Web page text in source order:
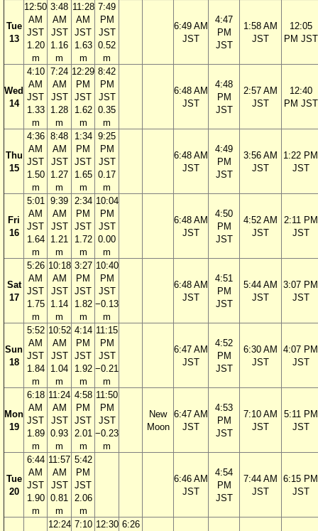
Tue
13
12:50
AM
JST
1.20
m
3:48
AM
JST
1.16
m
11:28
AM
JST
1.63
m
7:49
PM
JST
0.52
m
6:49 AM
JST
4:47
PM
JST
1:58 AM
JST
12:05
PM JST
Wed
14
4:10
AM
JST
1.33
m
7:24
AM
JST
1.28
m
12:29
PM
JST
1.62
m
8:42
PM
JST
0.35
m
6:48 AM
JST
4:48
PM
JST
2:57 AM
JST
12:40
PM JST
Thu
15
4:36
AM
JST
1.50
m
8:48
AM
JST
1.27
m
1:34
PM
JST
1.65
m
9:25
PM
JST
0.17
m
6:48 AM
JST
4:49
PM
JST
3:56 AM
JST
1:22 PM
JST
Fri
16
5:01
AM
JST
1.64
m
9:39
AM
JST
1.21
m
2:34
PM
JST
1.72
m
10:04
PM
JST
0.00
m
6:48 AM
JST
4:50
PM
JST
4:52 AM
JST
2:11 PM
JST
Sat
17
5:26
AM
JST
1.75
m
10:18
AM
JST
1.14
m
3:27
PM
JST
1.82
m
10:40
PM
JST
−0.13
m
6:48 AM
JST
4:51
PM
JST
5:44 AM
JST
3:07 PM
JST
Sun
18
5:52
AM
JST
1.84
m
10:52
AM
JST
1.04
m
4:14
PM
JST
1.92
m
11:15
PM
JST
−0.21
m
6:47 AM
JST
4:52
PM
JST
6:30 AM
JST
4:07 PM
JST
Mon
19
6:18
AM
JST
1.89
m
11:24
AM
JST
0.93
m
4:58
PM
JST
2.01
m
11:50
PM
JST
−0.23
m
New
Moon
6:47 AM
JST
4:53
PM
JST
7:10 AM
JST
5:11 PM
JST
Tue
20
6:44
AM
JST
1.90
m
11:57
AM
JST
0.81
m
5:42
PM
JST
2.06
m
6:46 AM
JST
4:54
PM
JST
7:44 AM
JST
6:15 PM
JST
12:24 7:10 12:30 6:26